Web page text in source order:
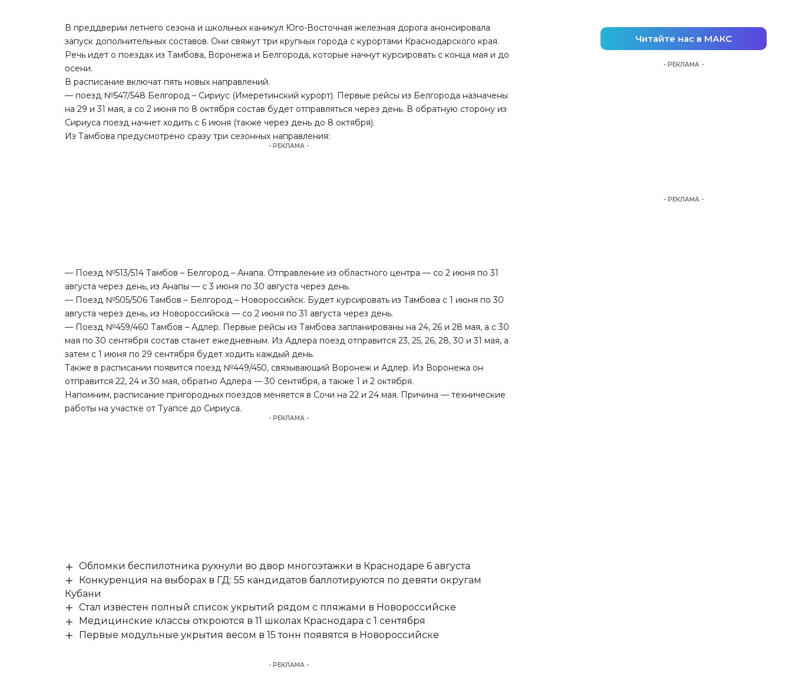
В преддверии летнего сезона и школьных каникул Юго-Восточная железная дорога анонсировала
запуск дополнительных составов. Они свяжут три крупных города с курортами Краснодарского края.
Речь идет о поездах из Тамбова, Воронежа и Белгорода, которые начнут курсировать с конца мая и до
осени.
В расписание включат пять новых направлений.
— поезд №547/548 Белгород – Сириус (Имеретинский курорт). Первые рейсы из Белгорода назначены
на 29 и 31 мая, а со 2 июня по 8 октября состав будет отправляться через день. В обратную сторону из
Сириуса поезд начнет ходить с 6 июня (также через день до 8 октября).
Из Тамбова предусмотрено сразу три сезонных направления:
- РЕКЛАМА -
— Поезд №513/514 Тамбов – Белгород – Анапа. Отправление из областного центра — со 2 июня по 31
августа через день, из Анапы — с 3 июня по 30 августа через день.
— Поезд №505/506 Тамбов – Белгород – Новороссийск. Будет курсировать из Тамбова с 1 июня по 30
августа через день, из Новороссийска — со 2 июня по 31 августа через день.
— Поезд №459/460 Тамбов – Адлер. Первые рейсы из Тамбова запланированы на 24, 26 и 28 мая, а с 30
мая по 30 сентября состав станет ежедневным. Из Адлера поезд отправится 23, 25, 26, 28, 30 и 31 мая, а
затем с 1 июня по 29 сентября будет ходить каждый день.
Также в расписании появится поезд №449/450, связывающий Воронеж и Адлер. Из Воронежа он
отправится 22, 24 и 30 мая, обратно Адлера — 30 сентября, а также 1 и 2 октября.
Напомним, расписание пригородных поездов меняется в Сочи на 22 и 24 мая. Причина — технические
работы на участке от Туапсе до Сириуса.
- РЕКЛАМА -
Обломки беспилотника рухнули во двор многоэтажки в Краснодаре 6 августа
Конкуренция на выборах в ГД: 55 кандидатов баллотируются по девяти округам
Кубани
Стал известен полный список укрытий рядом с пляжами в Новороссийске
Медицинские классы откроются в 11 школах Краснодара с 1 сентября
Первые модульные укрытия весом в 15 тонн появятся в Новороссийске
- РЕКЛАМА -
Читайте нас в МАКС
- РЕКЛАМА -
- РЕКЛАМА -